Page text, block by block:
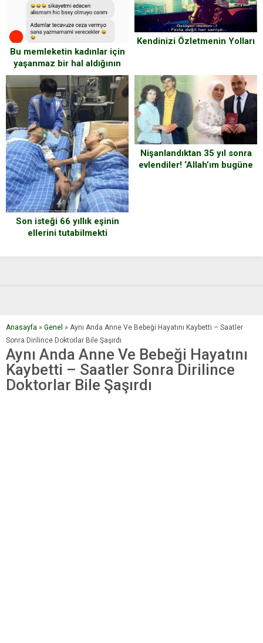
Bu memleketin kadınlar için
yaşanmaz bir hal aldığının
işte bir başka kanıtı
Kendinizi Özletmenin Yolları
Son isteği 66 yıllık eşinin
ellerini tutabilmekti
Nişanlandıktan 35 yıl sonra
evlendiler! ‘Allah’ım bugüne
Anasayfa » Genel » Aynı Anda Anne Ve Bebeği Hayatını Kaybetti – Saatler
Sonra Dirilince Doktorlar Bile Şaşırdı
Aynı Anda Anne Ve Bebeği Hayatını
Kaybetti – Saatler Sonra Dirilince
Doktorlar Bile Şaşırdı